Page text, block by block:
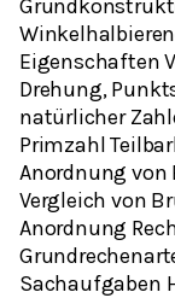
Eigenschaften
Drehung,
natürlicher
Primzahl
Anordnung von
Vergleich von
Anordnung
Sachaufgaben